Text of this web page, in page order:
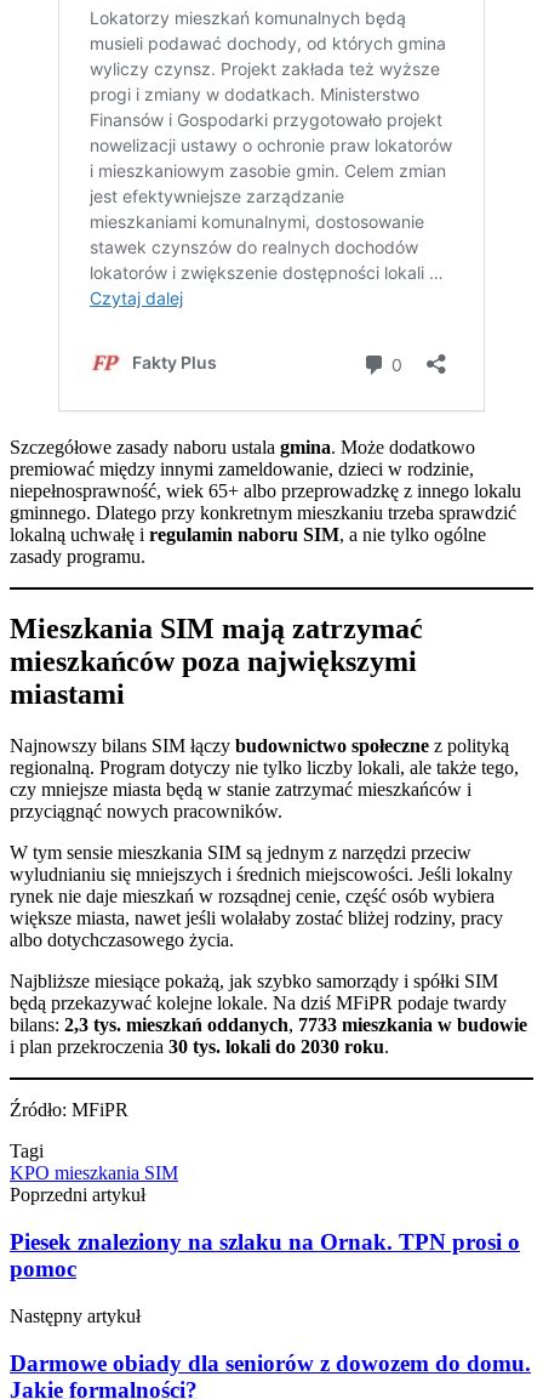
Szczegółowe zasady naboru ustala gmina. Może dodatkowo
premiować między innymi zameldowanie, dzieci w rodzinie,
niepełnosprawność, wiek 65+ albo przeprowadzkę z innego lokalu
gminnego. Dlatego przy konkretnym mieszkaniu trzeba sprawdzić
lokalną uchwałę i regulamin naboru SIM, a nie tylko ogólne
zasady programu.
Mieszkania SIM mają zatrzymać
mieszkańców poza największymi
miastami
Najnowszy bilans SIM łączy budownictwo społeczne z polityką
regionalną. Program dotyczy nie tylko liczby lokali, ale także tego,
czy mniejsze miasta będą w stanie zatrzymać mieszkańców i
przyciągnąć nowych pracowników.
W tym sensie mieszkania SIM są jednym z narzędzi przeciw
wyludnianiu się mniejszych i średnich miejscowości. Jeśli lokalny
rynek nie daje mieszkań w rozsądnej cenie, część osób wybiera
większe miasta, nawet jeśli wolałaby zostać bliżej rodziny, pracy
albo dotychczasowego życia.
Najbliższe miesiące pokażą, jak szybko samorządy i spółki SIM
będą przekazywać kolejne lokale. Na dziś MFiPR podaje twardy
bilans: 2,3 tys. mieszkań oddanych, 7733 mieszkania w budowie
i plan przekroczenia 30 tys. lokali do 2030 roku.
Źródło: MFiPR
Tagi
KPO mieszkania SIM
Poprzedni artykuł
Piesek znaleziony na szlaku na Ornak. TPN prosi o
pomoc
Następny artykuł
Darmowe obiady dla seniorów z dowozem do domu.
Jakie formalności?